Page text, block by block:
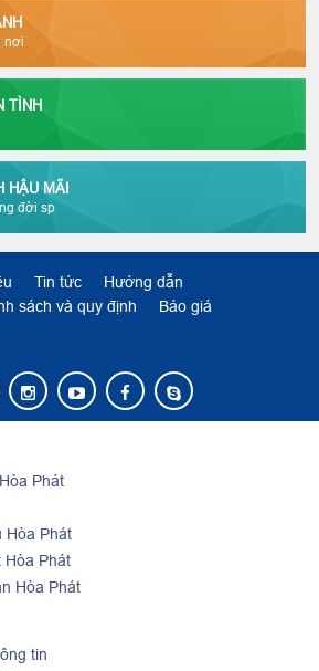
nơi
TÌNH
HẬU MÃI
đời sp
Tin tức
Hướng dẫn
sách và quy định
Báo giá
Phát
Hòa Phát
Hòa Phát
Hòa Phát
tin